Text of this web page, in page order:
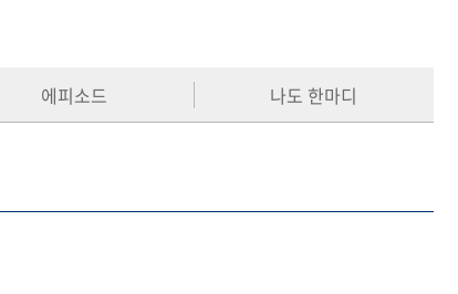
에피소드 나도 한마디